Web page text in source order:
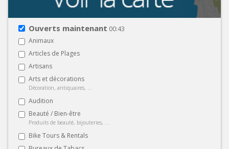
Ouverts maintenant 00:43
Animaux
Articles de Plages
Artisans
Arts et décorations
Décoration, antiquaires, ...
Audition
Beauté / Bien-être
Produits de beauté, bijouteries, ...
Bike Tours & Rentals